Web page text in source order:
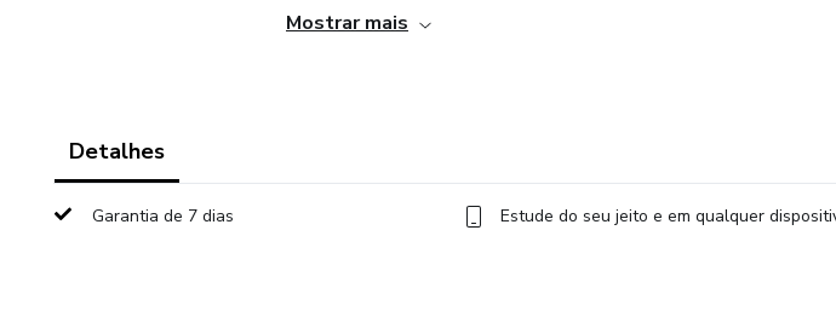
Esse workshop é ideal tanto para quem está começando do zero
Mostrar mais
Detalhes
Garantia de 7 dias Estude do seu jeito e em qualquer